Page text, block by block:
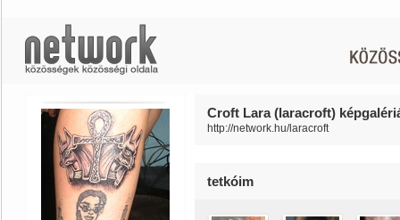
Croft Lara (laracroft)
http://network.hu/laracroft
tetkóim